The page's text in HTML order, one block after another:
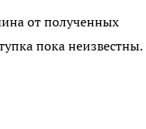
от полученных
пока неизвестны.